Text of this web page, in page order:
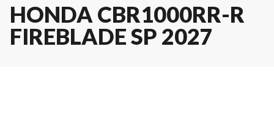
HONDA CBR1000RR-R
FIREBLADE SP 2027